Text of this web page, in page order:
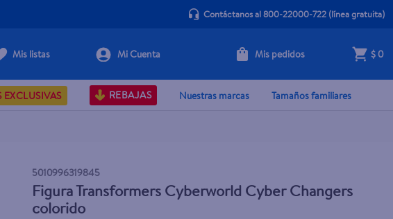
Contáctanos al 800-22000-722(línea gratuita)
Mis listas Mis pedidos $ 0
EXCLUSIVAS REBAJAS Nuestras marcas Tamaños familiares
5010996319845
Figura Transformers Cyberworld Cyber Changers
colorido
+ Agregar